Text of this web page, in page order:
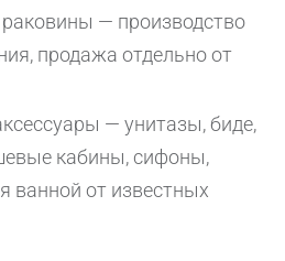
— производство
продажа отдельно от
— унитазы, биде,
кабины, сифоны,
ванной от известных